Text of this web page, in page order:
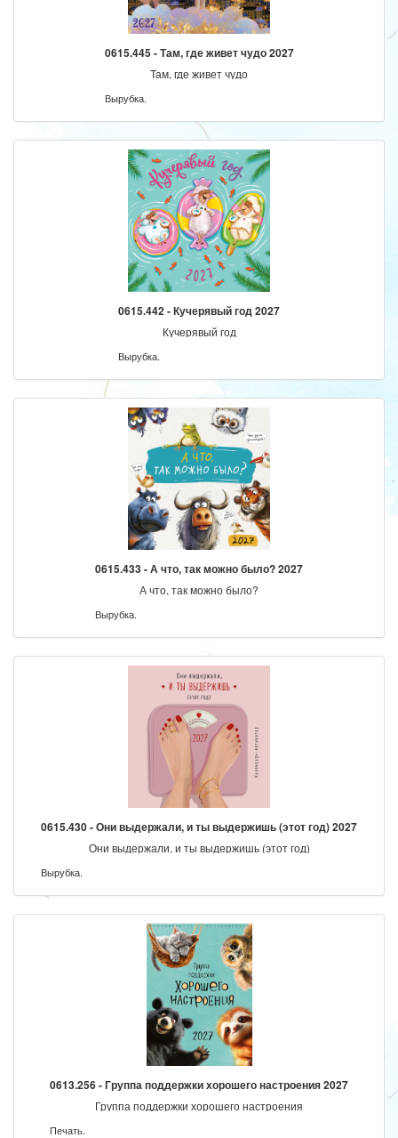
0615.445 - Там, где живет чудо 2027
Там, где живет чудо
Вырубка.
0615.442 - Кучерявый год 2027
Кучерявый год
Вырубка.
0615.433 - А что, так можно было? 2027
А что, так можно было?
Вырубка.
0615.430 - Они выдержали, и ты выдержишь (этот год) 2027
Они выдержали, и ты выдержишь (этот год)
Вырубка.
0613.256 - Группа поддержки хорошего настроения 2027
Группа поддержки хорошего настроения
Печать.